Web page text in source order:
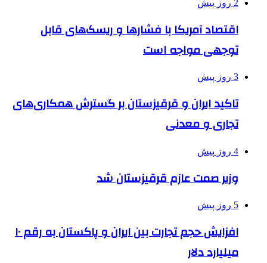
2 روز پیش
اقتصاد آمریکا با فشارها و ریسک‌های قابل
توجهی مواجه است
3 روز پیش
تاکید ایران و قرقیزستان بر گسترش همکاری‌های
تجاری و معدنی
4 روز پیش
وزیر صمت عازم قرقیزستان شد
5 روز پیش
افزایش حجم تجارت بین ایران و پاکستان به رقم ۱۰
میلیارد دلار